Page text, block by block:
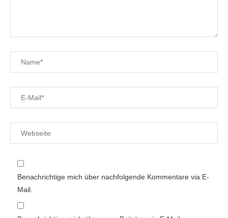
Benachrichtige mich über nachfolgende Kommentare via E-
Mail.